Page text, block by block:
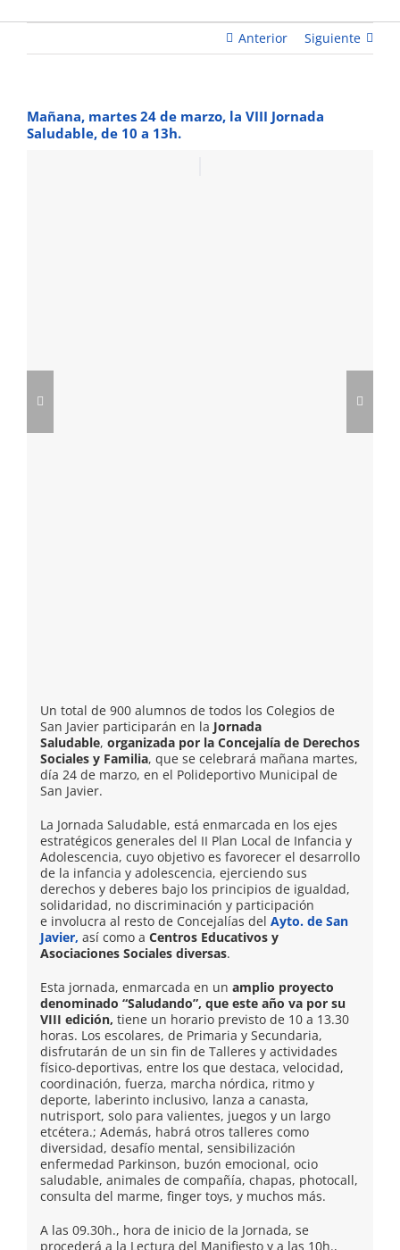
Anterior Siguiente
Mañana, martes 24 de marzo, la VIII Jornada
Saludable, de 10 a 13h.
Un total de 900 alumnos de todos los Colegios de
San Javier participarán en la Jornada
Saludable, organizada por la Concejalía de Derechos
Sociales y Familia, que se celebrará mañana martes,
día 24 de marzo, en el Polideportivo Municipal de
San Javier.
La Jornada Saludable, está enmarcada en los ejes
estratégicos generales del II Plan Local de Infancia y
Adolescencia, cuyo objetivo es favorecer el desarrollo
de la infancia y adolescencia, ejerciendo sus
derechos y deberes bajo los principios de igualdad,
solidaridad, no discriminación y participación
e involucra al resto de Concejalías del Ayto. de San
Javier, así como a Centros Educativos y
Asociaciones Sociales diversas.
Esta jornada, enmarcada en un amplio proyecto
denominado “Saludando”, que este año va por su
VIII edición, tiene un horario previsto de 10 a 13.30
horas. Los escolares, de Primaria y Secundaria,
disfrutarán de un sin fin de Talleres y actividades
físico-deportivas, entre los que destaca, velocidad,
coordinación, fuerza, marcha nórdica, ritmo y
deporte, laberinto inclusivo, lanza a canasta,
nutrisport, solo para valientes, juegos y un largo
etcétera.; Además, habrá otros talleres como
diversidad, desafío mental, sensibilización
enfermedad Parkinson, buzón emocional, ocio
saludable, animales de compañía, chapas, photocall,
consulta del marme, finger toys, y muchos más.
A las 09.30h., hora de inicio de la Jornada, se
procederá a la Lectura del Manifiesto y a las 10h.,